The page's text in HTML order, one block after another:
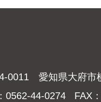
0011 愛知県大府市
0562-44-0274 FAX